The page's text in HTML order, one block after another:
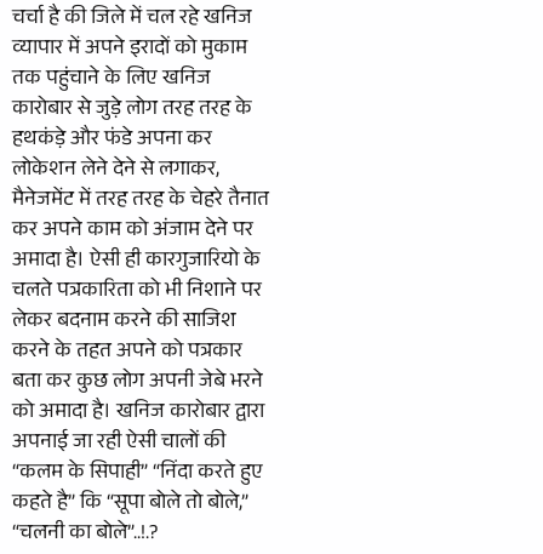
चर्चा है की जिले में चल रहे खनिज
व्यापार में अपने इरादों को मुकाम
तक पहुंचाने के लिए खनिज
कारोबार से जुड़े लोग तरह तरह के
हथकंड़े और फंडे अपना कर
लोकेशन लेने देने से लगाकर,
मैनेजमेंट में तरह तरह के चेहरे तैनात
कर अपने काम को अंजाम देने पर
अमादा है। ऐसी ही कारगुजारियो के
चलते पत्रकारिता को भी निशाने पर
लेकर बदनाम करने की साजिश
करने के तहत अपने को पत्रकार
बता कर कुछ लोग अपनी जेबे भरने
को अमादा है। खनिज कारोबार द्वारा
अपनाई जा रही ऐसी चालों की
“कलम के सिपाही” “निंदा करते हुए
कहते है” कि “सूपा बोले तो बोले,”
“चलनी का बोले”..!.?